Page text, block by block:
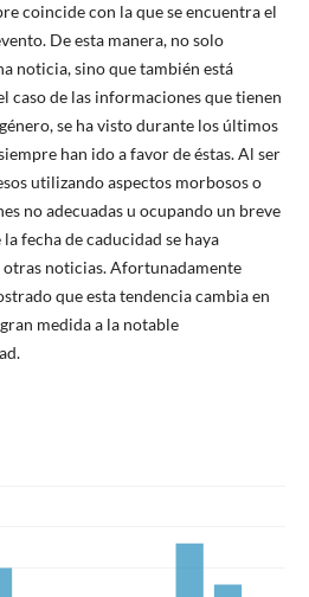
coincide con la que se encuentra el
De esta manera, no solo
noticia, sino que también está
caso de las informaciones que tienen
se ha visto durante los últimos
han ido a favor de éstas. Al ser
utilizando aspectos morbosos o
no adecuadas u ocupando un breve
fecha de caducidad se haya
noticias. Afortunadamente
que esta tendencia cambia en
medida a la notable